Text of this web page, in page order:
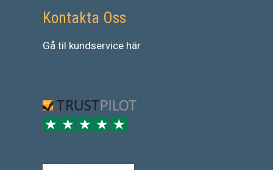
Kontakta Oss
Gå til kundservice här